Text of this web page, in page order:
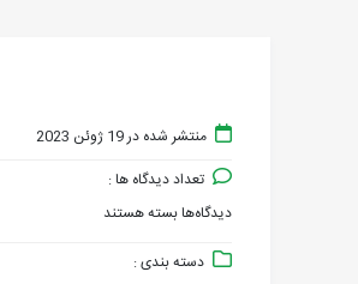
منتشر شده در 19 ژوئن 2023
تعداد دیدگاه ها :
دیدگاه‌ها
برای
fouladonline.ir
بسته هستند
دسته بندی :